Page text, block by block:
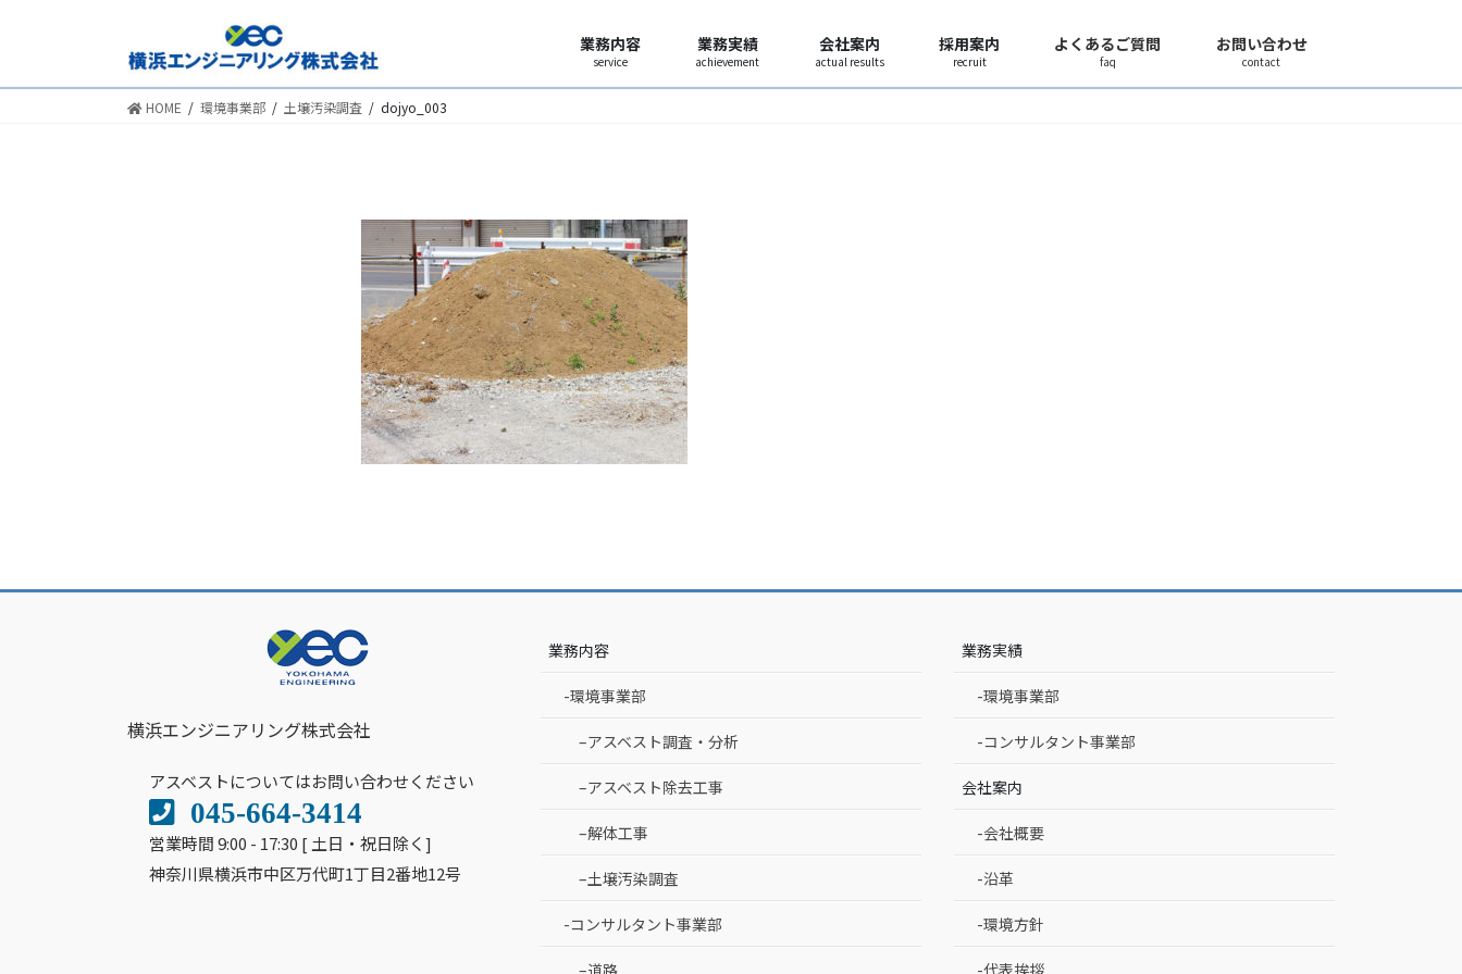
業務内容
service
業務実績
achievement
会社案内
actual results
採用案内
recruit
よくあるご質問
faq
お問い合わせ
contact
HOME 環境事業部 土壌汚染調査 dojyo_003
横浜エンジニアリング株式会社
アスベストについてはお問い合わせください
045-664-3414
営業時間 9:00 - 17:30 [ 土日・祝日除く]
神奈川県横浜市中区万代町1丁目2番地12号
業務内容
-環境事業部
–アスベスト調査・分析
–アスベスト除去工事
–解体工事
–土壌汚染調査
-コンサルタント事業部
業務実績
-環境事業部
-コンサルタント事業部
会社案内
-会社概要
-沿革
-環境方針